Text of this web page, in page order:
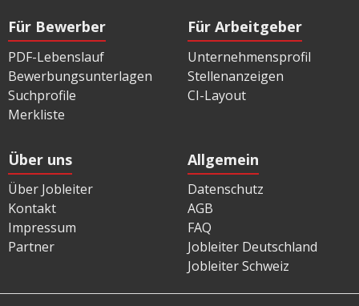
Für Bewerber
PDF-Lebenslauf
Bewerbungsunterlagen
Suchprofile
Merkliste
Für Arbeitgeber
Unternehmensprofil
Stellenanzeigen
CI-Layout
Über uns
Über Jobleiter
Kontakt
Impressum
Partner
Allgemein
Datenschutz
AGB
FAQ
Jobleiter Deutschland
Jobleiter Schweiz